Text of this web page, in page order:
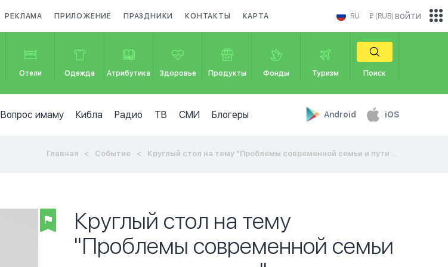
РЕКЛАМА ПРИЛОЖЕНИЕ ПРАЗДНИКИ КОНТАКТЫ КАРТА RU ₽ (RUB)
Отели Одежда Атрибутика Здоровье Продукты Фонды Туризм Поиск
Вопрос имаму Кибла Радио ТВ СМИ Блогеры Android iOS
войти
Главная Событие Круглый стол на тему "Проблемы современной семьи и пути их решения"
Круглый стол на тему
"Проблемы современной семьи